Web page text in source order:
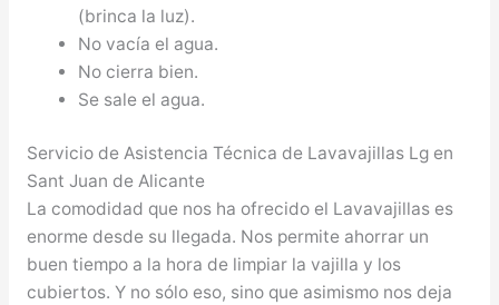
(brinca la luz).
No vacía el agua.
No cierra bien.
Se sale el agua.
Servicio de Asistencia Técnica de Lavavajillas Lg en
Sant Juan de Alicante
La comodidad que nos ha ofrecido el Lavavajillas es
enorme desde su llegada. Nos permite ahorrar un
buen tiempo a la hora de limpiar la vajilla y los
cubiertos. Y no sólo eso, sino que asimismo nos deja